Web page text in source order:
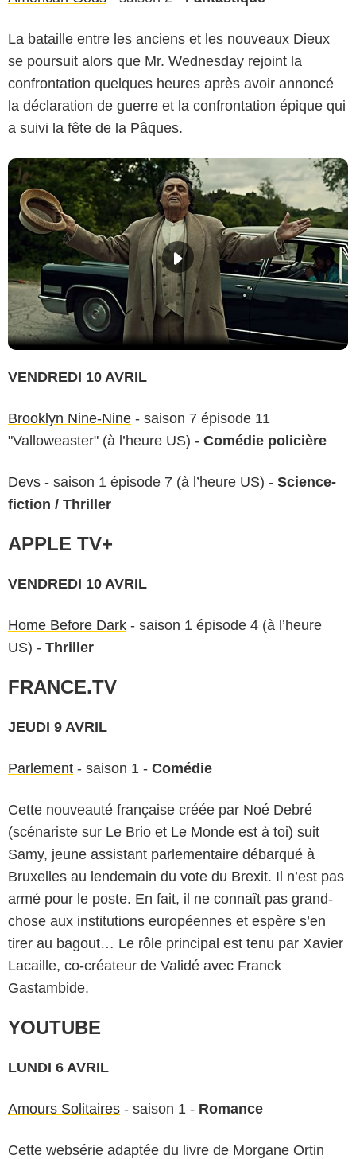
La bataille entre les anciens et les nouveaux Dieux
se poursuit alors que Mr. Wednesday rejoint la
confrontation quelques heures après avoir annoncé
la déclaration de guerre et la confrontation épique qui
a suivi la fête de la Pâques.
VENDREDI 10 AVRIL
Brooklyn Nine-Nine - saison 7 épisode 11
"Valloweaster" (à l’heure US) - Comédie policière
Devs - saison 1 épisode 7 (à l’heure US) - Science-
fiction / Thriller
APPLE TV+
VENDREDI 10 AVRIL
Home Before Dark - saison 1 épisode 4 (à l’heure
US) - Thriller
FRANCE.TV
JEUDI 9 AVRIL
Parlement - saison 1 - Comédie
Cette nouveauté française créée par Noé Debré
(scénariste sur Le Brio et Le Monde est à toi) suit
Samy, jeune assistant parlementaire débarqué à
Bruxelles au lendemain du vote du Brexit. Il n’est pas
armé pour le poste. En fait, il ne connaît pas grand-
chose aux institutions européennes et espère s’en
tirer au bagout… Le rôle principal est tenu par Xavier
Lacaille, co-créateur de Validé avec Franck
Gastambide.
YOUTUBE
LUNDI 6 AVRIL
Amours Solitaires - saison 1 - Romance
Cette websérie adaptée du livre de Morgane Ortin